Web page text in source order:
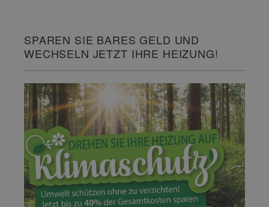
SPAREN SIE BARES GELD UND
WECHSELN JETZT IHRE HEIZUNG!